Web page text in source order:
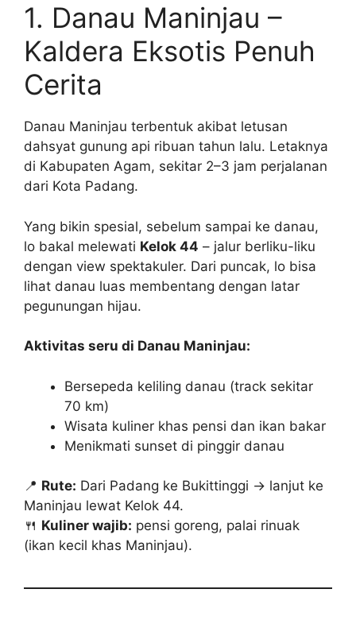
1. Danau Maninjau –
Kaldera Eksotis Penuh
Cerita
Danau Maninjau terbentuk akibat letusan
dahsyat gunung api ribuan tahun lalu. Letaknya
di Kabupaten Agam, sekitar 2–3 jam perjalanan
dari Kota Padang.
Yang bikin spesial, sebelum sampai ke danau,
lo bakal melewati Kelok 44 – jalur berliku-liku
dengan view spektakuler. Dari puncak, lo bisa
lihat danau luas membentang dengan latar
pegunungan hijau.
Aktivitas seru di Danau Maninjau:
Bersepeda keliling danau (track sekitar
70 km)
Wisata kuliner khas pensi dan ikan bakar
Menikmati sunset di pinggir danau
📍 Rute: Dari Padang ke Bukittinggi → lanjut ke
Maninjau lewat Kelok 44.
🍴 Kuliner wajib: pensi goreng, palai rinuak
(ikan kecil khas Maninjau).